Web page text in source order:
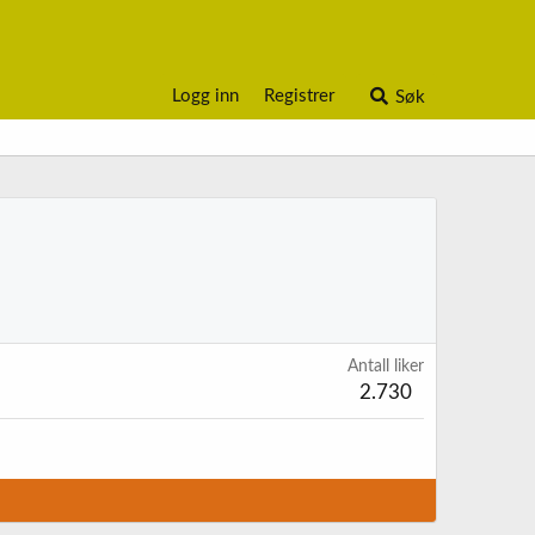
Logg inn Registrer Søk
Antall liker
2.730